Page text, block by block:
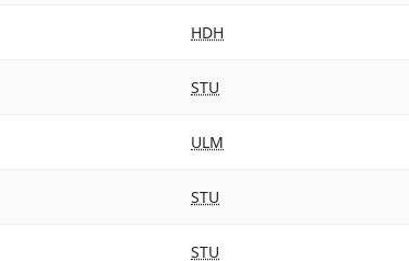
HDH
STU
ULM
STU
STU